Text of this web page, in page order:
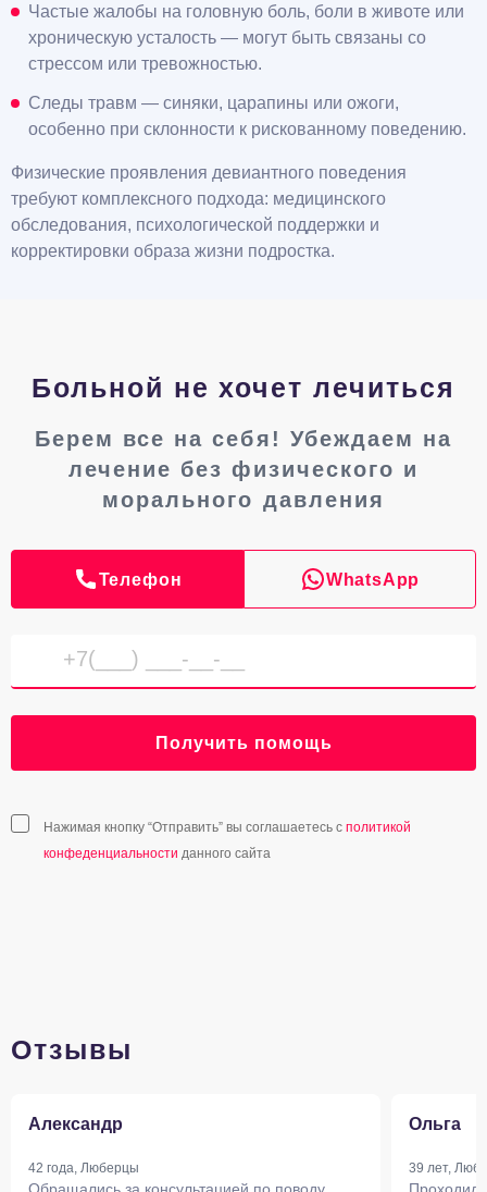
Частые жалобы на головную боль, боли в животе или
хроническую усталость — могут быть связаны со
стрессом или тревожностью.
Следы травм — синяки, царапины или ожоги,
особенно при склонности к рискованному поведению.
Физические проявления девиантного поведения
требуют комплексного подхода: медицинского
обследования, психологической поддержки и
корректировки образа жизни подростка.
Больной не хочет лечиться
Берем все на себя! Убеждаем на
лечение без физического и
морального давления
Телефон WhatsApp
Получить помощь
Нажимая кнопку “Отправить” вы соглашаетесь с политикой
конфеденциальности данного сайта
Отзывы
Александр
42 года, Люберцы
Ольга
39 лет,